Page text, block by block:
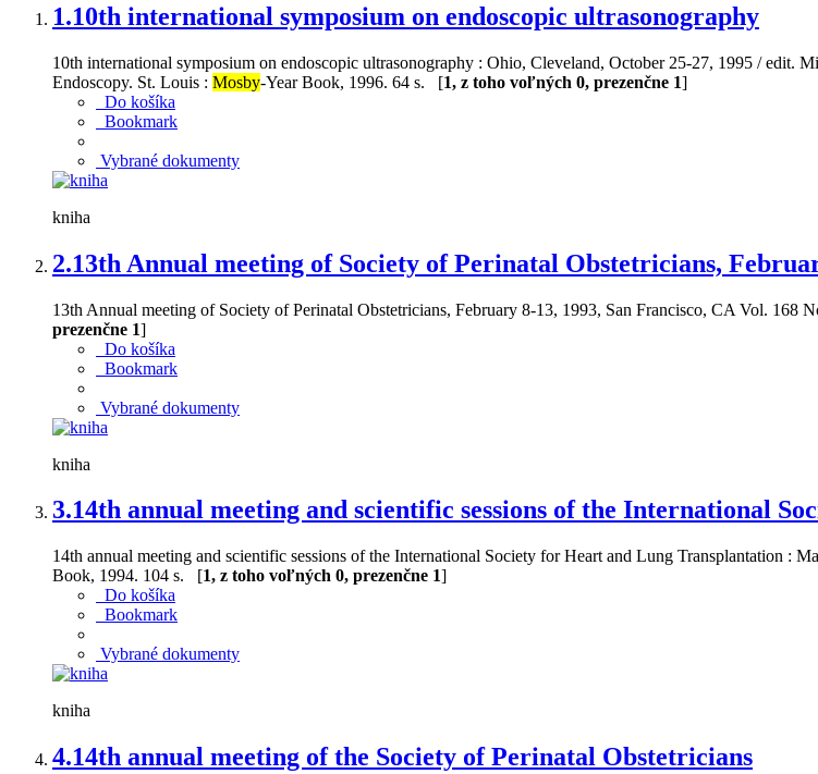
1.10th international symposium on endoscopic ultrasonography
10th international symposium on endoscopic ultrasonography : Ohio, Cleveland, October 25-27, 1995 / edit.
Endoscopy. St. Louis : Mosby-Year Book, 1996. 64 s. [1, z toho voľných 0, prezenčne 1]
Do košíka
Bookmark
Vybrané dokumenty
kniha
2.13th Annual meeting of Society of Perinatal Obstetricians,
13th Annual meeting of Society of Perinatal Obstetricians, February 8-13, 1993, San Francisco, CA Vol. 168
prezenčne 1]
Do košíka
Bookmark
Vybrané dokumenty
kniha
3.14th annual meeting and scientific sessions of the International
14th annual meeting and scientific sessions of the International Society for Heart and Lung Transplantation :
Book, 1994. 104 s. [1, z toho voľných 0, prezenčne 1]
Do košíka
Bookmark
Vybrané dokumenty
kniha
4.14th annual meeting of the Society of Perinatal Obstetricians